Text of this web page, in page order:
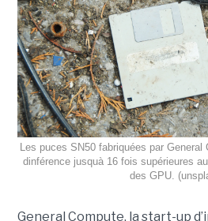
Les puces SN50 fabriquées par
dinférence jusquà 16 fois supérieures
des GPU.
General Compute, la start-up